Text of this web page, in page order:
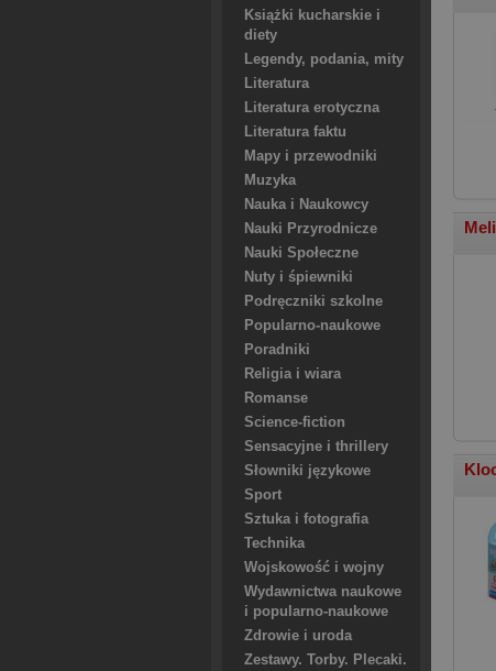
Książki kucharskie i
diety
Legendy, podania, mity
Literatura
Literatura erotyczna
Literatura faktu
Mapy i przewodniki
Muzyka
Nauka i Naukowcy
Nauki Przyrodnicze
Nauki Społeczne
Nuty i śpiewniki
Podręczniki szkolne
Popularno-naukowe
Poradniki
Religia i wiara
Romanse
Science-fiction
Sensacyjne i thrillery
Słowniki językowe
Sport
Sztuka i fotografia
Technika
Wojskowość i wojny
Wydawnictwa naukowe
i popularno-naukowe
Zdrowie i uroda
Zestawy. Torby. Plecaki.